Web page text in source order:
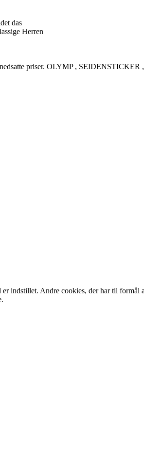
das
Herren
priser. OLYMP ,
indstillet. Andre cookies, der har til